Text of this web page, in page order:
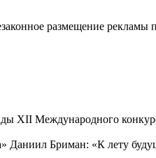
размещение рекламы
XII Международного